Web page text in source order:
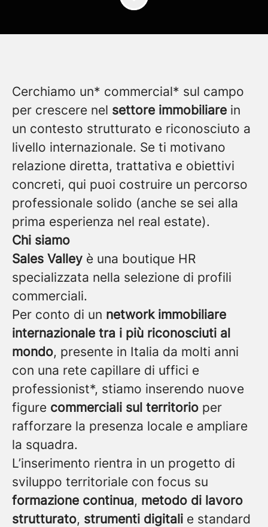
Cerchiamo un* commercial* sul campo
per crescere nel settore immobiliare in
un contesto strutturato e riconosciuto a
livello internazionale. Se ti motivano
relazione diretta, trattativa e obiettivi
concreti, qui puoi costruire un percorso
professionale solido (anche se sei alla
prima esperienza nel real estate).
Chi siamo
Sales Valley è una boutique HR
specializzata nella selezione di profili
commerciali.
Per conto di un network immobiliare
internazionale tra i più riconosciuti al
mondo, presente in Italia da molti anni
con una rete capillare di uffici e
professionist*, stiamo inserendo nuove
figure commerciali sul territorio per
rafforzare la presenza locale e ampliare
la squadra.
L’inserimento rientra in un progetto di
sviluppo territoriale con focus su
formazione continua, metodo di lavoro
strutturato, strumenti digitali e standard